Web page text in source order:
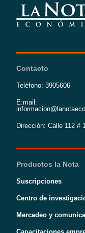
Contacto
Teléfono: 3905606
E:mail:
Dirección: Calle 112 #
Productos la Nota
Suscripciones
Centro de
Mercadeo y